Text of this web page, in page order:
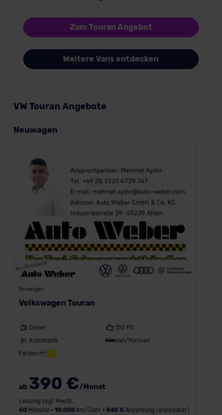
Zum Touran Angebot
Weitere Vans entdecken
VW Touran Angebote
Neuwagen
Neuwagen
Volkswagen Touran
Diesel
150 PS
Automatik
Van/Minivan
Farben:
ab 390 €/Monat
Leasing zzgl. MwSt.
60Monate • 10.000km/Jahr • 840 €Anzahlung (anpassbar)